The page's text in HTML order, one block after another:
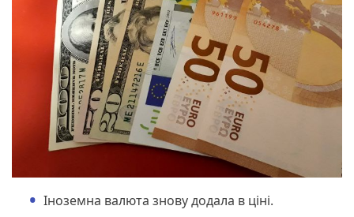
Іноземна валюта знову додала в ціні.